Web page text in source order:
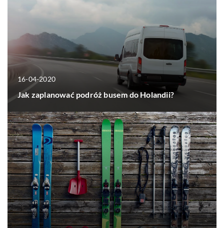
16-04-2020
Jak zaplanować podróż busem do Holandii?